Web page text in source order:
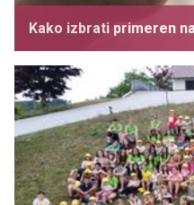
Kako izbrati primeren